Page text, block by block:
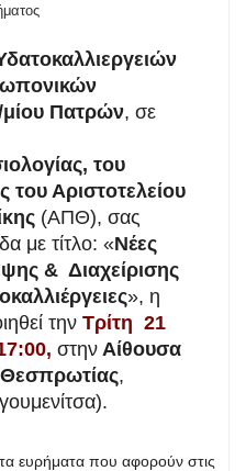
Πατρών, σε
του
του Αριστοτελείου
(ΑΠΘ), σας
με τίτλο: «Νέες
& Διαχείρισης
», η
την Τρίτη 21
στην Αίθουσα
,
ευρήματα που αφορούν στις